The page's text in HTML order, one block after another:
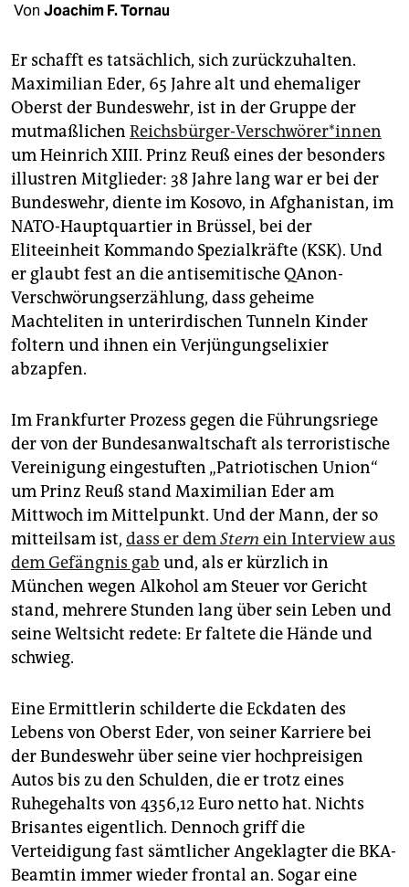
unterstützen
abo
genossenschaft
epaper login
Von Joachim F. Tornau
Er schafft es tatsächlich, sich zurückzuhalten.
Maximilian Eder, 65 Jahre alt und ehemaliger
Oberst der Bundeswehr, ist in der Gruppe der
mutmaßlichen Reichsbürger-Verschwörer*innen
um Heinrich XIII. Prinz Reuß eines der besonders
illustren Mitglieder: 38 Jahre lang war er bei der
Bundeswehr, diente im Kosovo, in Afghanistan, im
NATO-Hauptquartier in Brüssel, bei der
Eliteeinheit Kommando Spezialkräfte (KSK). Und
er glaubt fest an die antisemitische QAnon-
Verschwörungserzählung, dass geheime
Machteliten in unterirdischen Tunneln Kinder
foltern und ihnen ein Verjüngungselixier
abzapfen.
Im Frankfurter Prozess gegen die Führungsriege
der von der Bundesanwaltschaft als terroristische
Vereinigung eingestuften „Patriotischen Union“
um Prinz Reuß stand Maximilian Eder am
Mittwoch im Mittelpunkt. Und der Mann, der so
mitteilsam ist, dass er demStern ein Interview aus
dem Gefängnis gab und, als er kürzlich in
München wegen Alkohol am Steuer vor Gericht
stand, mehrere Stunden lang über sein Leben und
seine Weltsicht redete: Er faltete die Hände und
schwieg.
Eine Ermittlerin schilderte die Eckdaten des
Lebens von Oberst Eder, von seiner Karriere bei
der Bundeswehr über seine vier hochpreisigen
Autos bis zu den Schulden, die er trotz eines
Ruhegehalts von 4356,12 Euro netto hat. Nichts
Brisantes eigentlich. Dennoch griff die
Verteidigung fast sämtlicher Angeklagter die BKA-
Beamtin immer wieder frontal an. Sogar eine